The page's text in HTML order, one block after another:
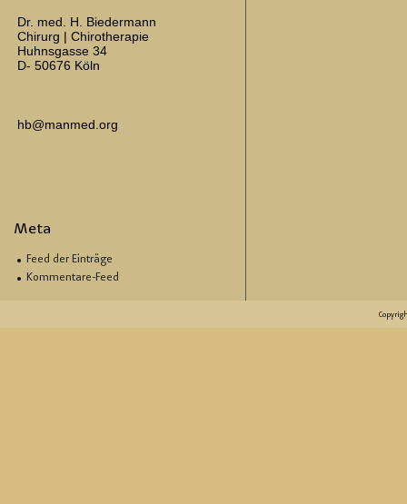
Dr. med. H. Biedermann
Chirurg | Chirotherapie
Huhnsgasse 34
D- 50676 Köln
hb@manmed.org
Meta
Feed der Einträge
Kommentare-Feed